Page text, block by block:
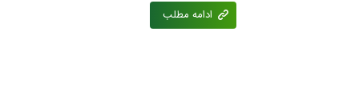
ادامه مطلب